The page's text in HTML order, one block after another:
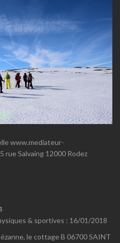
www.mediateur-
rue Salvaing 12000 Rodez
& sportives : 16/01/2018
le cottage B 06700 SAINT